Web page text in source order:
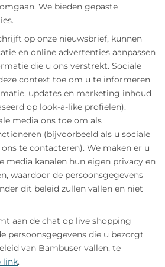
We bieden gepaste
op onze nieuwsbrief, kunnen
en online advertenties aanpassen
die u ons verstrekt. Sociale
context toe om u te informeren
updates en marketing inhoud
op look-a-like profielen).
media ons toe om als
(bijvoorbeeld als u sociale
te contacteren). We maken er u
media kanalen hun eigen privacy en
waardoor de persoonsgegevens
dit beleid zullen vallen en niet
aan de chat op live shopping
persoonsgegevens die u bezorgt
van Bambuser vallen, te
link.